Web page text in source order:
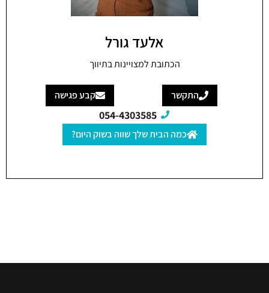
אלעד גורל
הכתובת למצויינות בתיווך
התקשר קבע פגישה
054-4303585
כמה הבית שלך שווה בשוק היום?